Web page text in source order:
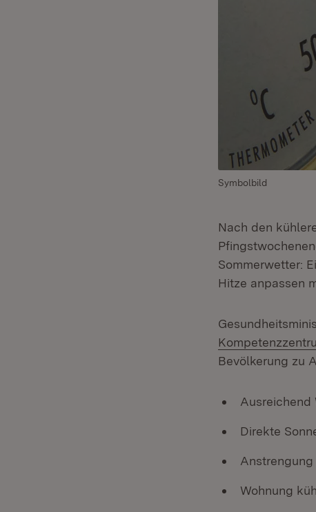
Symbolbild
Nach den
Sommerwetter:
Hitze anpassen
Bevölkerung zu
Ausreichend
Direkte
Wohnung